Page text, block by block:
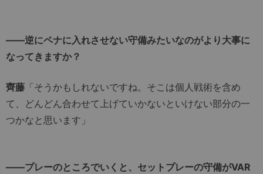
――逆にペナに入れさせない守備みたいなのがより大事に
なってきますか？
齊藤 「そうかもしれないですね。そこは個人戦術を含め
て、どんどん合わせて上げていかないといけない部分の一
つかなと思います」
――プレーのところでいくと、セットプレーの守備がVAR